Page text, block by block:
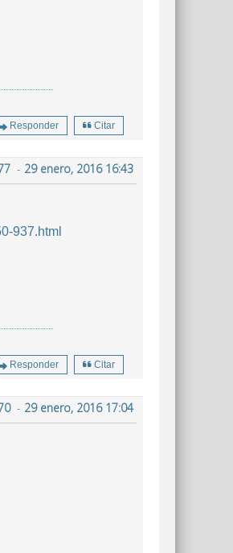
Responder Citar
- 29 enero, 2016 16:43
937.html
Responder Citar
- 29 enero, 2016 17:04